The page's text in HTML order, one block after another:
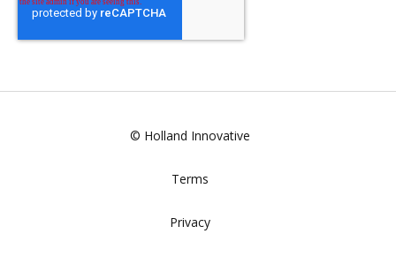
Privacy
Terms
© Holland Innovative